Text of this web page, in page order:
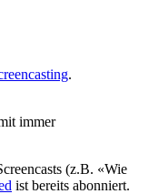
.
immer
(z.B. «Wie
ist bereits abonniert.